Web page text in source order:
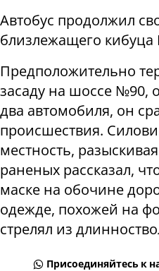
Автобус продолжил
близлежащего кибуца
Предположительно
засаду на шоссе №90,
два автомобиля, он
происшествия.
местность,
раненых рассказал,
маске на обочине
одежде, похожей на
стрелял из
Присоединяйтесь к